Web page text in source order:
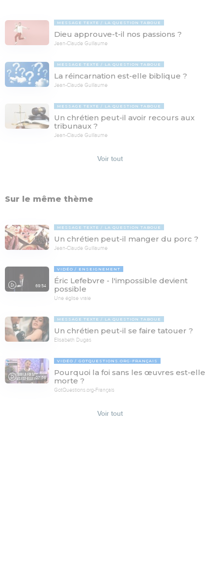
MESSAGE TEXTE LA QUESTION TABOUE
Dieu approuve-t-il nos passions ?
Jean-Claude Guillaume
MESSAGE TEXTE LA QUESTION TABOUE
La réincarnation est-elle biblique ?
Jean-Claude Guillaume
MESSAGE TEXTE LA QUESTION TABOUE
Un chrétien peut-il avoir recours aux
tribunaux ?
Jean-Claude Guillaume
Voir tout
Sur le même thème
MESSAGE TEXTE LA QUESTION TABOUE
Un chrétien peut-il manger du porc ?
Jean-Claude Guillaume
69:54
VIDÉO ENSEIGNEMENT
Éric Lefebvre - l'impossible devient
possible
Une église vraie
MESSAGE TEXTE LA QUESTION TABOUE
Un chrétien peut-il se faire tatouer ?
Elisabeth Dugas
07:59
VIDÉO GOTQUESTIONS.ORG-FRANÇAIS
Pourquoi la foi sans les œuvres est-elle
morte ?
GotQuestions.org-Français
Voir tout